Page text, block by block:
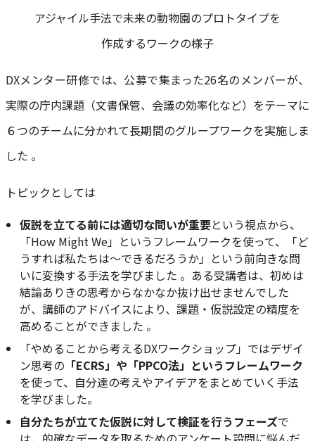
アジャイル手法で未来の動物園のプロトタイプを
作成するワークの様子
DXメンター研修では、公募で集まった26名のメンバーが、
実際の庁内課題（文書保管、会議の効率化など）をテーマに
６つのチームに分かれて長期間のグループワークを実施しま
した 。
トピックとしては
仮説を立てる前には適切な問いが重要という視点から、
「How Might We」というフレームワークを使って、「ど
うすれば私たちは〜できるだろうか」という前向きな問
いに変換する手法を学びました 。ある受講者は、初めは
結論ありきの思考からなかなか抜け出せませんでした
が、講師のアドバイスにより、課題・仮説設定の精度を
高めることができました 。
「やめることから考えるDXワークショップ」ではデザイ
ン思考の 「ECRS」や「PPCO法」というフレームワーク
を使って、自分達の考えやアイデアをまとめていく手法
を学びました。
自分たちが立てた仮説に対して検証を行うフェーズで